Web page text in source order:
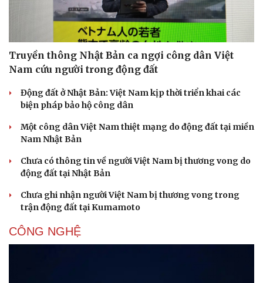
Truyền thông Nhật Bản ca ngợi công dân Việt
Nam cứu người trong động đất
Động đất ở Nhật Bản: Việt Nam kịp thời triển khai các
biện pháp bảo hộ công dân
Một công dân Việt Nam thiệt mạng do động đất tại miền
Nam Nhật Bản
Chưa có thông tin về người Việt Nam bị thương vong do
động đất tại Nhật Bản
Chưa ghi nhận người Việt Nam bị thương vong trong
trận động đất tại Kumamoto
CÔNG NGHỆ